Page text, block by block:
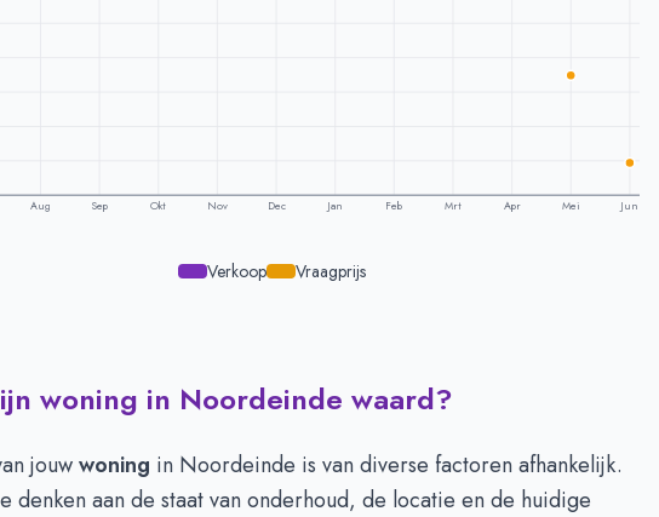
Aug Sep Okt Nov Dec Jan Feb Mrt Apr Mei Jun
Verkoop Vraagprijs
per maand -Noordeinde
Vraagprijs
Verkoopprijs
-
woning in Noordeinde waard?
jouwwoning in Noordeinde is van diverse factoren afhankelijk.
denken aan de staat van onderhoud, de locatie en de huidige